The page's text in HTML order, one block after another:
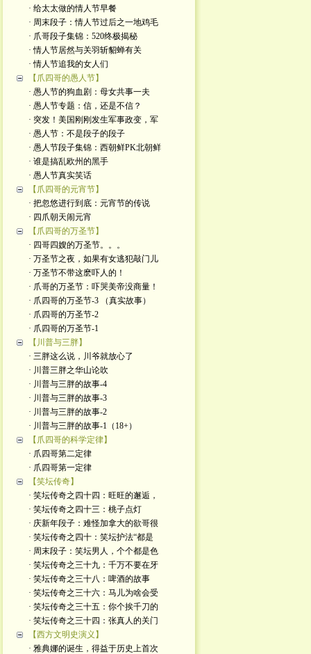
· 给太太做的情人节早餐
· 周末段子：情人节过后之一地鸡毛
· 爪哥段子集锦：520终极揭秘
· 情人节居然与关羽斩貂蝉有关
· 情人节追我的女人们
【爪四哥的愚人节】
· 愚人节的狗血剧：母女共事一夫
· 愚人节专题：信，还是不信？
· 突发！美国刚刚发生军事政变，军
· 愚人节：不是段子的段子
· 愚人节段子集锦：西朝鲜PK北朝鲜
· 谁是搞乱欧州的黑手
· 愚人节真实笑话
【爪四哥的元宵节】
· 把忽悠进行到底：元宵节的传说
· 四爪朝天闹元宵
【爪四哥的万圣节】
· 四哥四嫂的万圣节。。。
· 万圣节之夜，如果有女逃犯敲门儿
· 万圣节不带这麽吓人的！
· 爪哥的万圣节：吓哭美帝没商量！
· 爪四哥的万圣节-3 （真实故事）
· 爪四哥的万圣节-2
· 爪四哥的万圣节-1
【川普与三胖】
· 三胖这么说，川爷就放心了
· 川普三胖之华山论吹
· 川普与三胖的故事-4
· 川普与三胖的故事-3
· 川普与三胖的故事-2
· 川普与三胖的故事-1（18+）
【爪四哥的科学定律】
· 爪四哥第二定律
· 爪四哥第一定律
【笑坛传奇】
· 笑坛传奇之四十四：旺旺的邂逅，
· 笑坛传奇之四十三：桃子点灯
· 庆新年段子：难怪加拿大的欲哥很
· 笑坛传奇之四十：笑坛护法“都是
· 周末段子：笑坛男人，个个都是色
· 笑坛传奇之三十九：千万不要在牙
· 笑坛传奇之三十八：啤酒的故事
· 笑坛传奇之三十六：马儿为啥会受
· 笑坛传奇之三十五：你个挨千刀的
· 笑坛传奇之三十四：张真人的关门
【西方文明史演义】
· 雅典娜的诞生，得益于历史上首次